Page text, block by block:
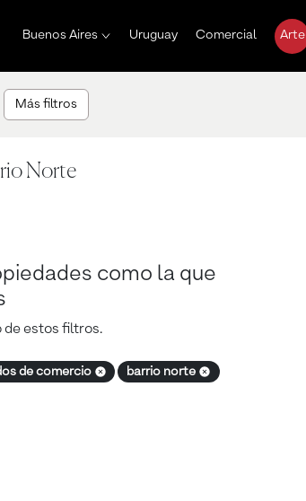
Buenos Aires Uruguay Comercial Arte
Más filtros
Norte
como la que
de estos filtros.
de comercio barrio norte